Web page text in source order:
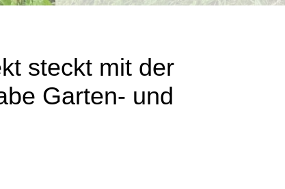
steckt mit der
Garten- und